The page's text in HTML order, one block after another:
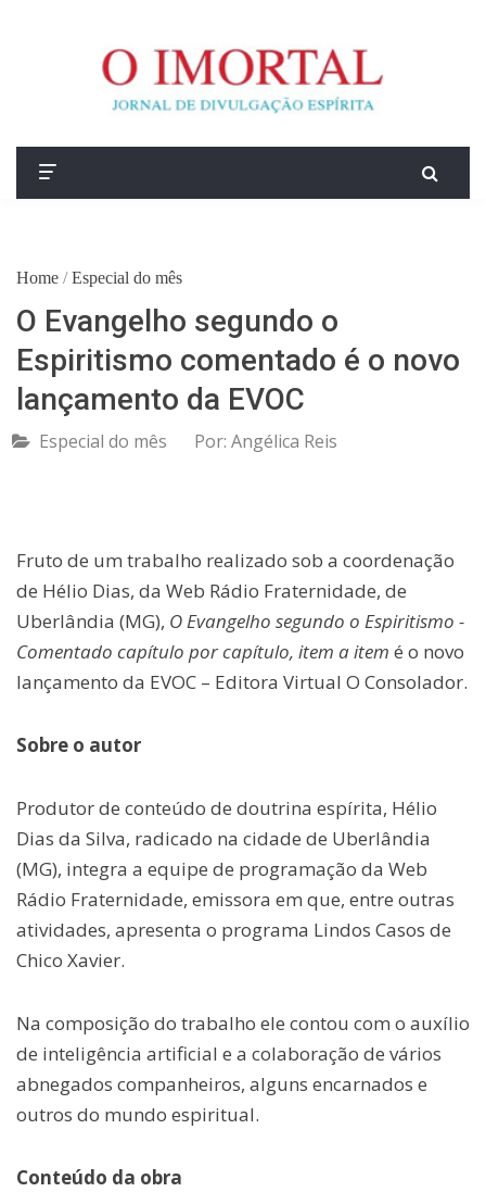
Home / Especial do mês
O Evangelho segundo o
Espiritismo comentado é o novo
lançamento da EVOC
Especial do mês Por: Angélica Reis
Fruto de um trabalho realizado sob a coordenação
de Hélio Dias, da Web Rádio Fraternidade, de
Uberlândia (MG), O Evangelho segundo o Espiritismo -
Comentado capítulo por capítulo, item a item é o novo
lançamento da EVOC – Editora Virtual O Consolador.
Sobre o autor
Produtor de conteúdo de doutrina espírita, Hélio
Dias da Silva, radicado na cidade de Uberlândia
(MG), integra a equipe de programação da Web
Rádio Fraternidade, emissora em que, entre outras
atividades, apresenta o programa Lindos Casos de
Chico Xavier.
Na composição do trabalho ele contou com o auxílio
de inteligência artificial e a colaboração de vários
abnegados companheiros, alguns encarnados e
outros do mundo espiritual.
Conteúdo da obra